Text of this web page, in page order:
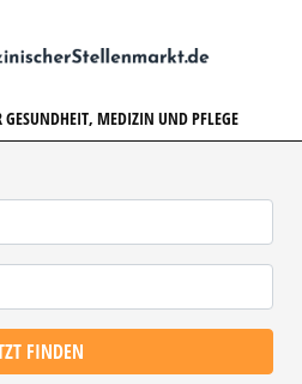
GESUNDHEIT, MEDIZIN UND PFLEGE
FINDEN